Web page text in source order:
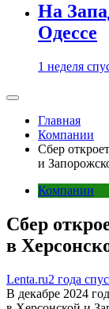
На
Одессе
1 неделя
Главная
Компании
Сбер
и
Компании
Сбер
в
Lenta.ru2 года
В декабре 2024